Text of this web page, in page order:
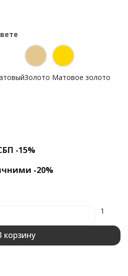
Золото Матовое золото
-15%
-20%
1
корзину